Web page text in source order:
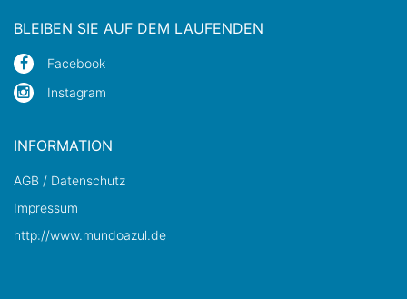
BLEIBEN SIE AUF DEM LAUFENDEN
Facebook
Instagram
INFORMATION
AGB / Datenschutz
Impressum
http://www.mundoazul.de